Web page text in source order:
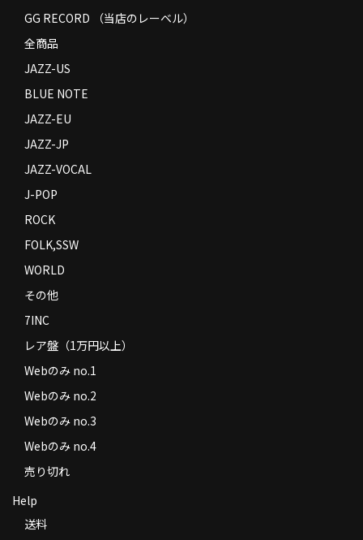
GG RECORD （当店のレーベル）
全商品
JAZZ-US
BLUE NOTE
JAZZ-EU
JAZZ-JP
JAZZ-VOCAL
J-POP
ROCK
FOLK,SSW
WORLD
その他
7INC
レア盤（1万円以上）
Webのみ no.1
Webのみ no.2
Webのみ no.3
Webのみ no.4
売り切れ
Help
送料